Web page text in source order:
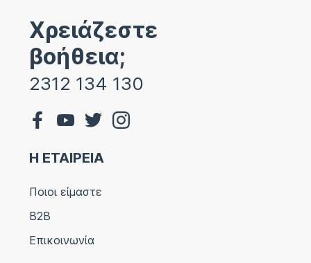
Χρειάζεστε
βοήθεια;
2312 134 130
Η ΕΤΑΙΡΕΙΑ
Ποιοι είμαστε
B2B
Επικοινωνία